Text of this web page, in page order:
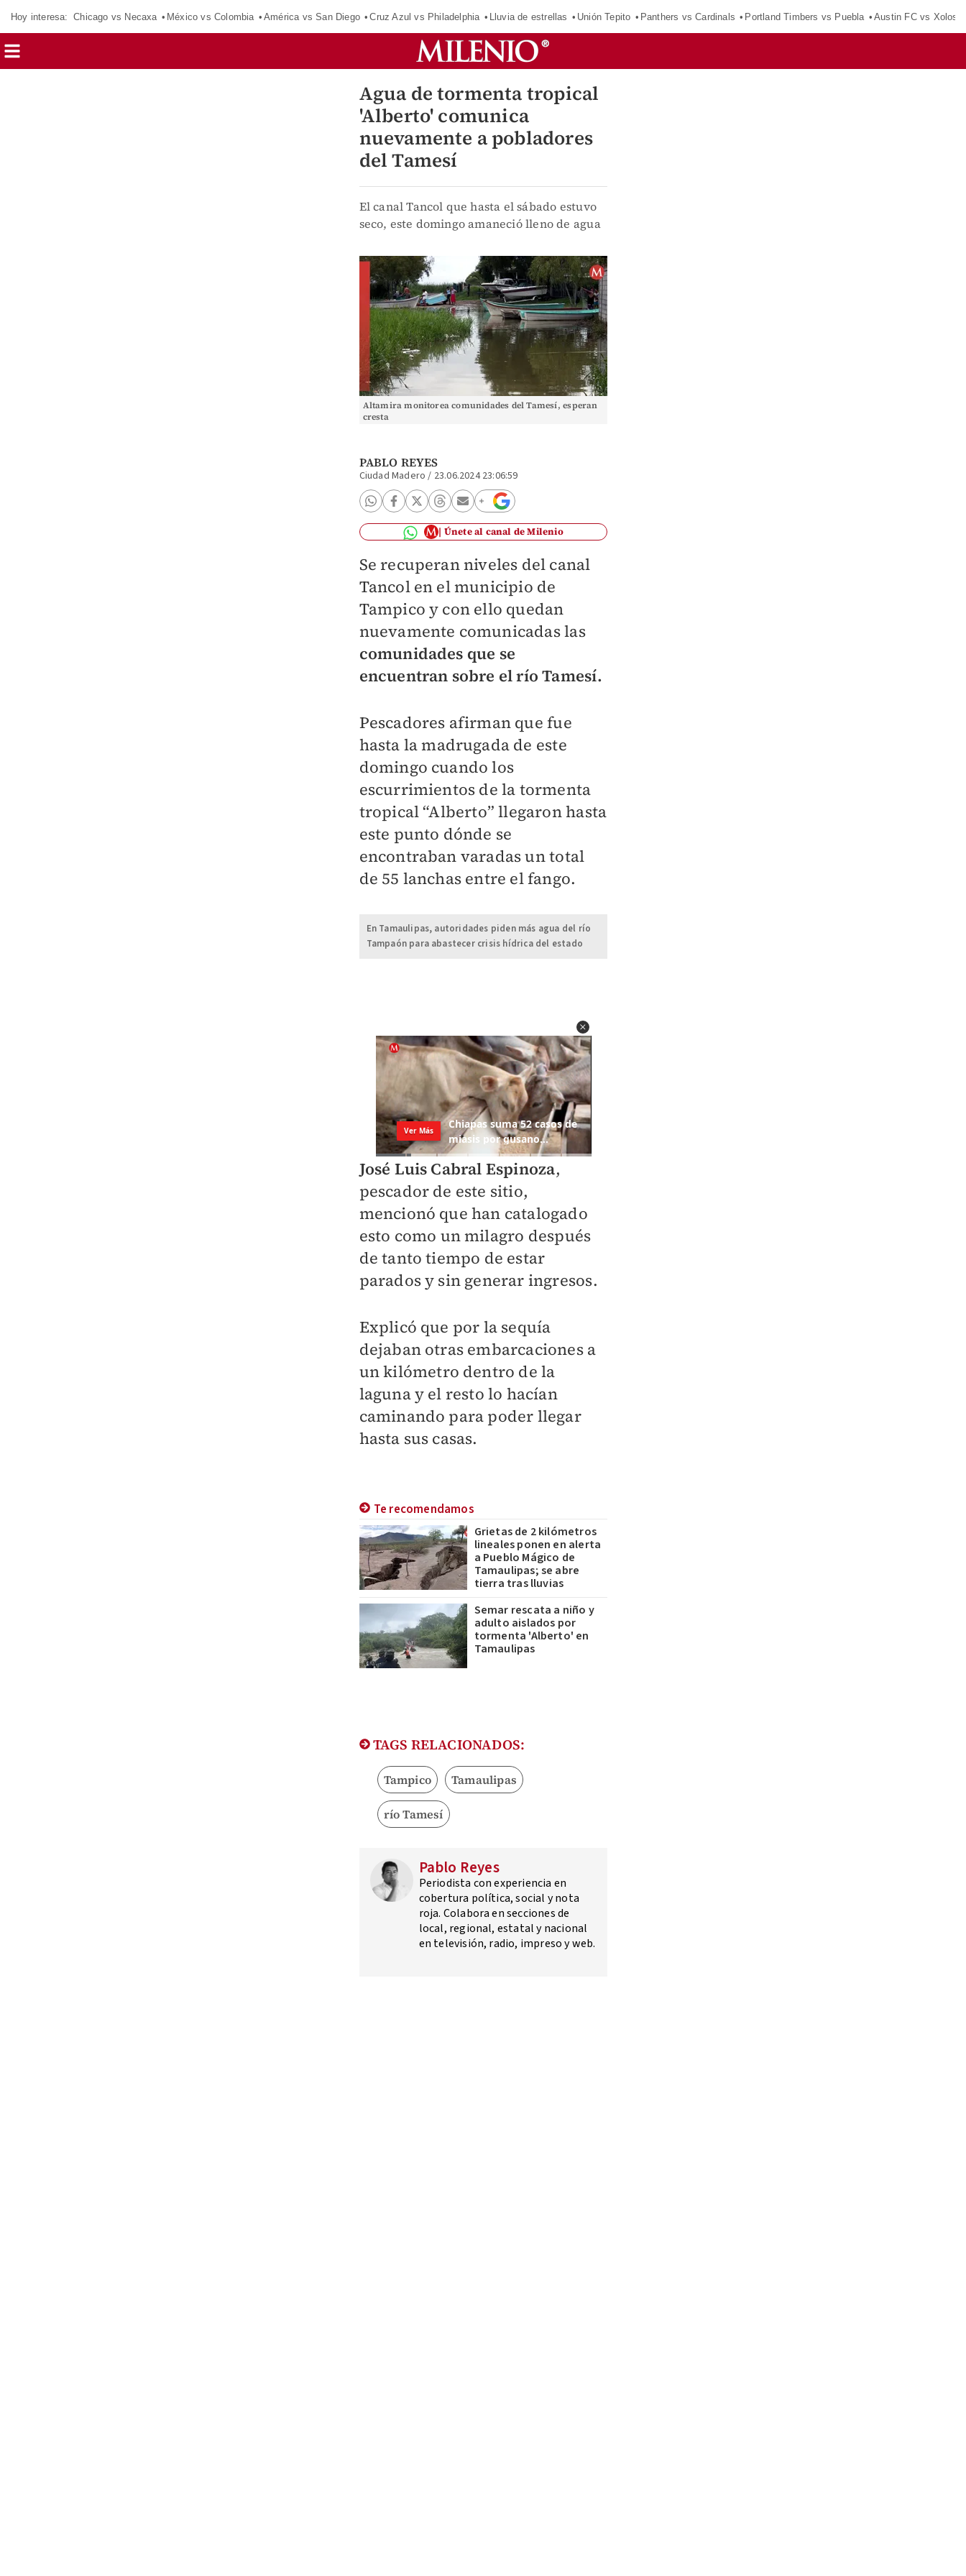
Hoy interesa: Chicago vs Necaxa México vs Colombia América vs San Diego Cruz Azul vs Philadelphia Lluvia de estrellas Unión Tepito Panthers vs Cardinals Portland Timbers vs Puebla Austin FC vs Xolos
Agua de tormenta tropical
'Alberto' comunica
nuevamente a pobladores
del Tamesí
El canal Tancol que hasta el sábado estuvo
seco, este domingo amaneció lleno de agua
Altamira monitorea comunidades del Tamesí, esperan
cresta
PABLO REYES
Ciudad Madero / 23.06.2024 23:06:59
Únete al canal de Milenio
Se recuperan niveles del canal
Tancol en el municipio de
Tampico y con ello quedan
nuevamente comunicadas las
comunidades que se
encuentran sobre el río Tamesí.
Pescadores afirman que fue
hasta la madrugada de este
domingo cuando los
escurrimientos de la tormenta
tropical “Alberto” llegaron hasta
este punto dónde se
encontraban varadas un total
de 55 lanchas entre el fango.
En Tamaulipas, autoridades piden más agua del río
Tampaón para abastecer crisis hídrica del estado
José Luis Cabral Espinoza,
pescador de este sitio,
mencionó que han catalogado
esto como un milagro después
de tanto tiempo de estar
parados y sin generar ingresos.
Explicó que por la sequía
dejaban otras embarcaciones a
un kilómetro dentro de la
laguna y el resto lo hacían
caminando para poder llegar
hasta sus casas.
Te recomendamos
Grietas de 2 kilómetros
lineales ponen en alerta
a Pueblo Mágico de
Tamaulipas; se abre
tierra tras lluvias
Semar rescata a niño y
adulto aislados por
tormenta 'Alberto' en
Tamaulipas
TAGS RELACIONADOS:
Tampico Tamaulipas
río Tamesí
Pablo Reyes
Periodista con experiencia en
cobertura política, social y nota
roja. Colabora en secciones de
local, regional, estatal y nacional
en televisión, radio, impreso y web.